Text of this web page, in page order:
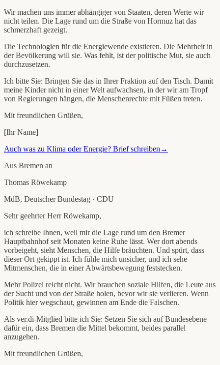
Wir machen uns immer abhängiger von Staaten, deren Werte wir
nicht teilen. Die Lage rund um die Straße von Hormuz hat das
schmerzhaft gezeigt.
Die Technologien für die Energiewende existieren. Die Mehrheit in
der Bevölkerung will sie. Was fehlt, ist der politische Mut, sie auch
durchzusetzen.
Ich bitte Sie: Bringen Sie das in Ihrer Fraktion auf den Tisch. Damit
meine Kinder nicht in einer Welt aufwachsen, in der wir am Tropf
von Regierungen hängen, die Menschenrechte mit Füßen treten.
Mit freundlichen Grüßen,
[Ihr Name]
Auch was zu Klima oder Energie? Brief schreiben →
Aus Bremen an
Thomas Röwekamp
MdB, Deutscher Bundestag · CDU
Sehr geehrter Herr Röwekamp,
ich schreibe Ihnen, weil mir die Lage rund um den Bremer
Hauptbahnhof seit Monaten keine Ruhe lässt. Wer dort abends
vorbeigeht, sieht Menschen, die Hilfe bräuchten. Und spürt, dass
dieser Ort gekippt ist. Ich fühle mich unsicher, und ich sehe
Mitmenschen, die in einer Abwärtsbewegung feststecken.
Mehr Polizei reicht nicht. Wir brauchen soziale Hilfen, die Leute aus
der Sucht und von der Straße holen, bevor wir sie verlieren. Wenn
Politik hier wegschaut, gewinnen am Ende die Falschen.
Als ver.di-Mitglied bitte ich Sie: Setzen Sie sich auf Bundesebene
dafür ein, dass Bremen die Mittel bekommt, beides parallel
anzugehen.
Mit freundlichen Grüßen,